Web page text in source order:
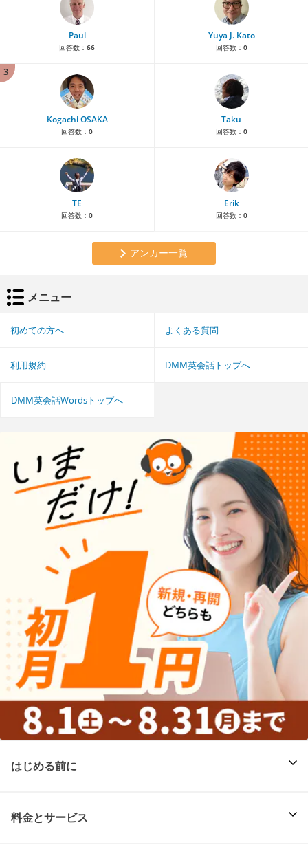
Paul
回答数： 66
Yuya J. Kato
回答数： 0
3
Kogachi OSAKA
回答数： 0
Taku
回答数： 0
TE
回答数： 0
Erik
回答数： 0
アンカー一覧
メニュー
初めての方へ よくある質問
利用規約 DMM英会話トップへ
DMM英会話Wordsトップへ
はじめる前に
料金とサービス